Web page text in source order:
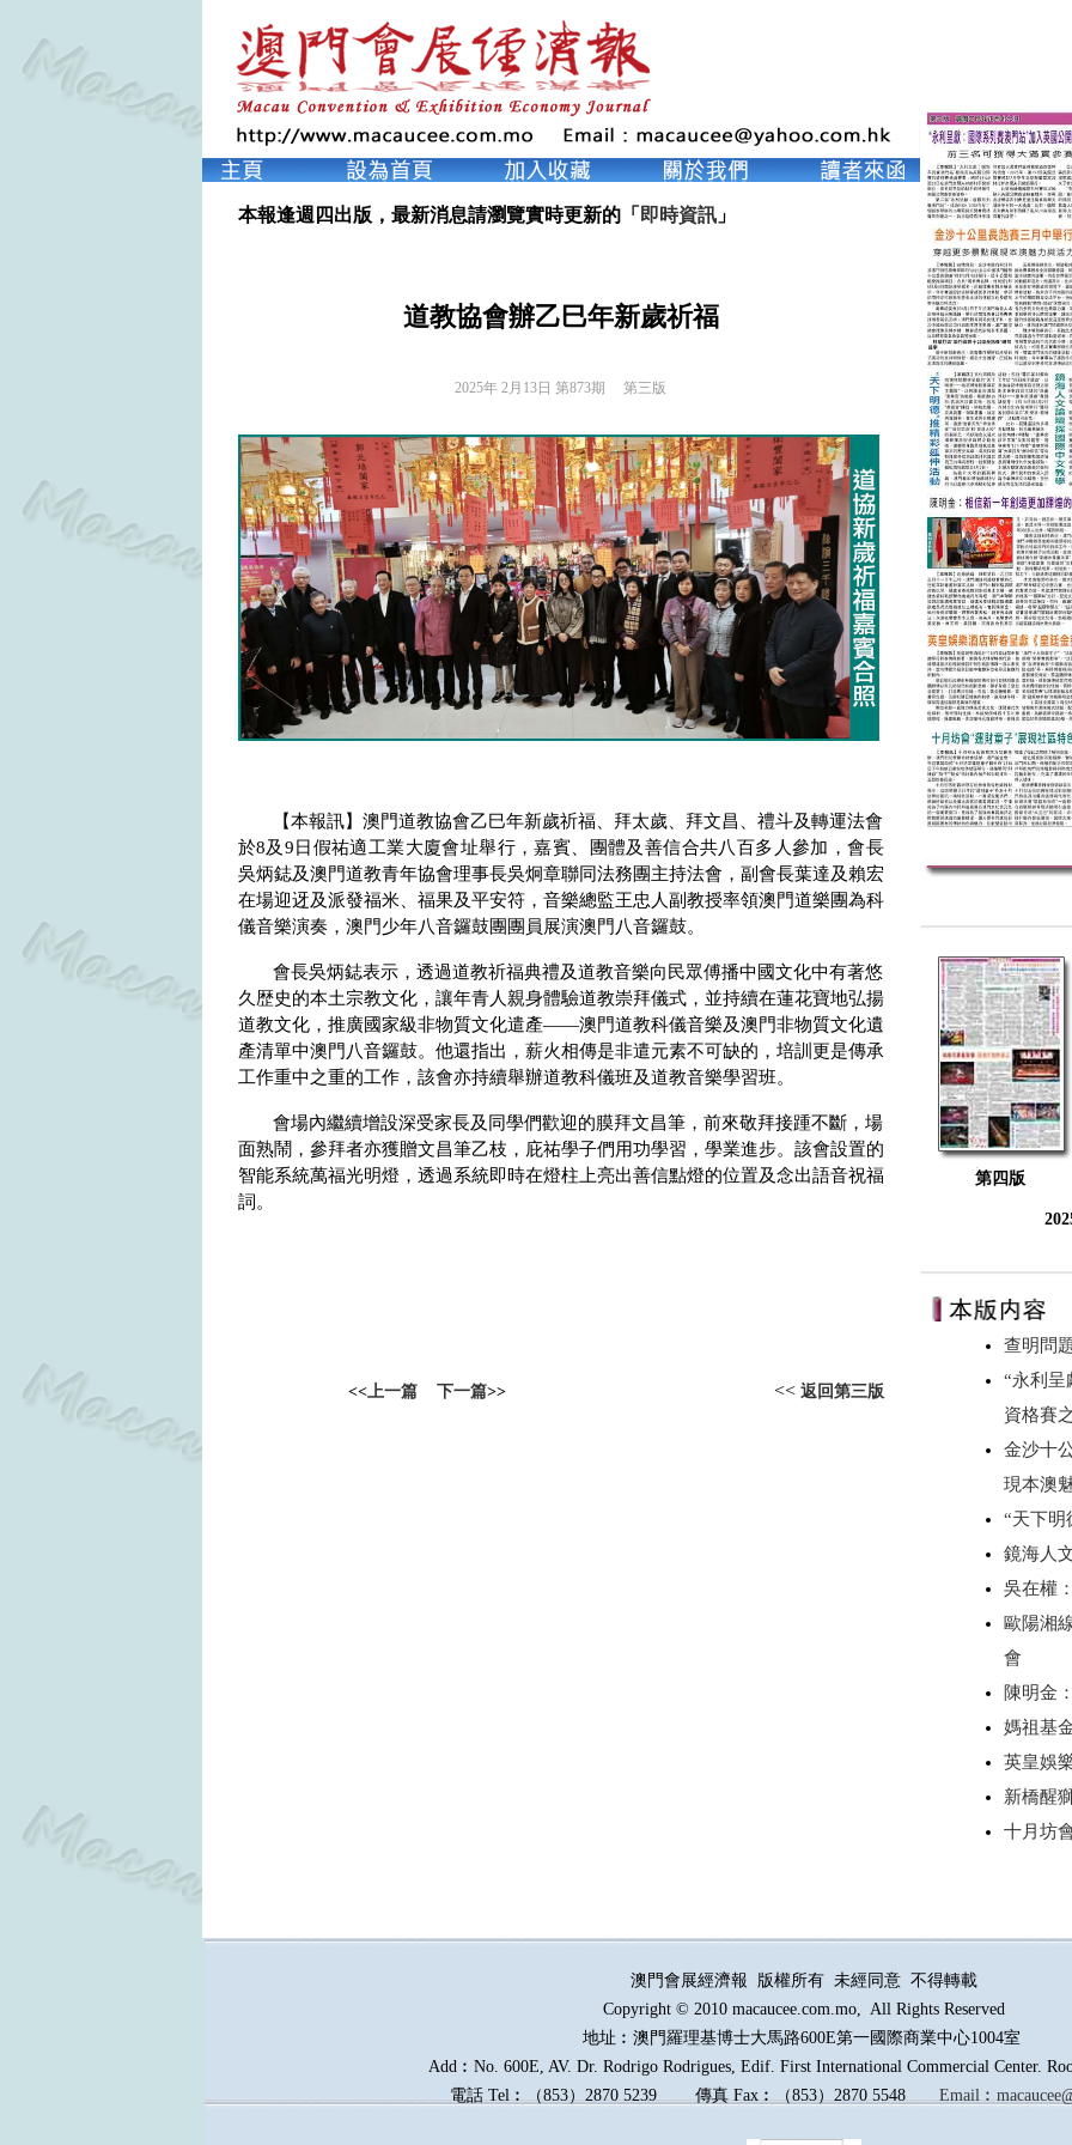
本報逢週四出版，最新消息請瀏覽實時更新的「 即時資訊」
道教協會辦乙巳年新歲祈福
2025年 2月13日 第873期 第三版
【本報訊】澳門道教協會乙巳年新歲祈福、拜太歲、拜文昌、禮斗及轉運法會
於8及 9日假祐適工業大廈會址舉行，嘉賓、團體及善信合共八百多人參加，會長
吳炳鋕及澳門道教青年協會理事長吳炯章聯同法務團主持法會，副會長葉達及賴宏
在場迎迓及派發福米、福果及平安符，音樂總監王忠人副教授率領澳門道樂團為科
儀音樂演奏，澳門少年八音鑼鼓團團員展演澳門八音鑼鼓。
會長吳炳鋕表示，透過道教祈福典禮及道教音樂向民眾傅播中國文化中有著悠
久歴史的本土宗教文化，讓年青人親身體驗道教崇拜儀式，並持續在蓮花寶地弘揚
道教文化，推廣國家級非物質文化遣產——澳門道教科儀音樂及澳門非物質文化遺
產清單中澳門八音鑼鼓。他還指出，薪火相傳是非遣元素不可缺的，培訓更是傳承
工作重中之重的工作，該會亦持續舉辦道教科儀班及道教音樂學習班。
會場內繼續增設深受家長及同學們歡迎的膜拜文昌筆，前來敬拜接踵不斷，場
面熟鬧，參拜者亦獲贈文昌筆乙枝，庇祐學子們用功學習，學業進步。該會設置的
智能系統萬福光明燈，透過系統即時在燈柱上亮出善信點燈的位置及念出語音祝福
詞。
<<上一篇 下一篇>> << 返回第三版
第四版
查明問
“永利呈
資格賽
金沙十
現本澳
“天下
鏡海人
吳在權
歐陽湘
會
陳明金
媽祖基
英皇娛
新橋醒
十月坊
澳門會展經濟報 版權所有 未經同意 不得轉載
Copyright © 2010 macaucee.com.mo, All Rights Reserved
地址︰澳門羅理基博士大馬路600E第一國際商業中心1004室
Add︰No. 600E, AV. Dr. Rodrigo Rodrigues, Edif. First International Commercial Center.
電話 Tel︰（853）2870 5239傳真Fax︰（853）2870 5548 Email︰